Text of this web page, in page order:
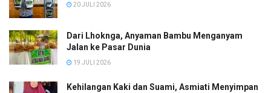
20 JULI 2026
Dari Lhoknga, Anyaman Bambu Menganyam
Jalan ke Pasar Dunia
19 JULI 2026
Kehilangan Kaki dan Suami, Asmiati Menyimpan